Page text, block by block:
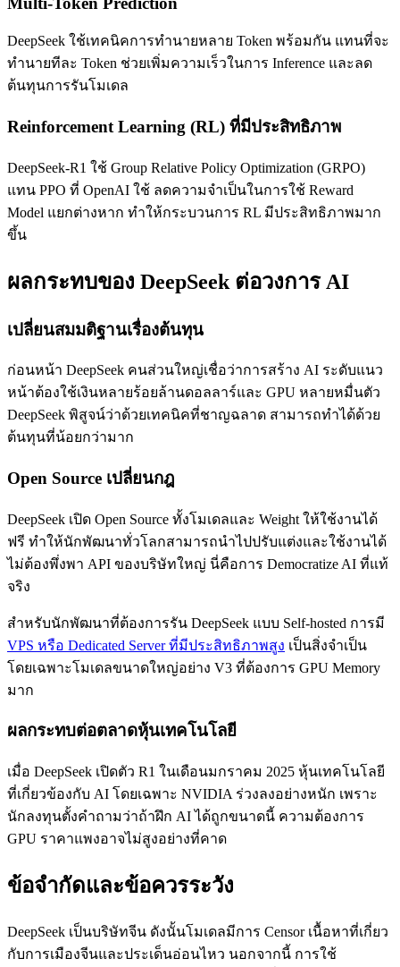
DeepSeek ใช้เทคนิคการทำนายหลาย Token พร้อมกัน แทนที่จะ
ทำนายทีละ Token ช่วยเพิ่มความเร็วในการ Inference และลด
ต้นทุนการรันโมเดล
Reinforcement Learning (RL) ที่มีประสิทธิภาพ
DeepSeek-R1 ใช้ Group Relative Policy Optimization (GRPO)
แทน PPO ที่ OpenAI ใช้ ลดความจำเป็นในการใช้ Reward
Model แยกต่างหาก ทำให้กระบวนการ RL มีประสิทธิภาพมาก
ขึ้น
ผลกระทบของ DeepSeek ต่อวงการ AI
เปลี่ยนสมมติฐานเรื่องต้นทุน
ก่อนหน้า DeepSeek คนส่วนใหญ่เชื่อว่าการสร้าง AI ระดับแนว
หน้าต้องใช้เงินหลายร้อยล้านดอลลาร์และ GPU หลายหมื่นตัว
DeepSeek พิสูจน์ว่าด้วยเทคนิคที่ชาญฉลาด สามารถทำได้ด้วย
ต้นทุนที่น้อยกว่ามาก
Open Source เปลี่ยนกฎ
DeepSeek เปิด Open Source ทั้งโมเดลและ Weight ให้ใช้งานได้
ฟรี ทำให้นักพัฒนาทั่วโลกสามารถนำไปปรับแต่งและใช้งานได้
ไม่ต้องพึ่งพา API ของบริษัทใหญ่ นี่คือการ Democratize AI ที่แท้
จริง
สำหรับนักพัฒนาที่ต้องการรัน DeepSeek แบบ Self-hosted การมี
VPS หรือ Dedicated Server ที่มีประสิทธิภาพสูง เป็นสิ่งจำเป็น
โดยเฉพาะโมเดลขนาดใหญ่อย่าง V3 ที่ต้องการ GPU Memory
มาก
ผลกระทบต่อตลาดหุ้นเทคโนโลยี
เมื่อ DeepSeek เปิดตัว R1 ในเดือนมกราคม 2025 หุ้นเทคโนโลยี
ที่เกี่ยวข้องกับ AI โดยเฉพาะ NVIDIA ร่วงลงอย่างหนัก เพราะ
นักลงทุนตั้งคำถามว่าถ้าฝึก AI ได้ถูกขนาดนี้ ความต้องการ
GPU ราคาแพงอาจไม่สูงอย่างที่คาด
ข้อจำกัดและข้อควรระวัง
DeepSeek เป็นบริษัทจีน ดังนั้นโมเดลมีการ Censor เนื้อหาที่เกี่ยว
กับการเมืองจีนและประเด็นอ่อนไหว นอกจากนี้ การใช้